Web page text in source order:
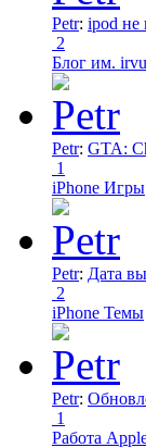
Petr: ipod не
2
Блог им.
Petr: GTA:
1
iPhone Игры
Petr: Дата
2
iPhone Темы
Petr:
1
Работа